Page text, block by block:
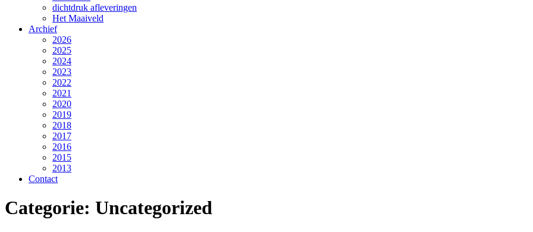
dichtdruk afleveringen
Het Maaiveld
Archief
2026
2025
2024
2023
2022
2021
2020
2019
2018
2017
2016
2015
2013
Contact
Categorie: Uncategorized